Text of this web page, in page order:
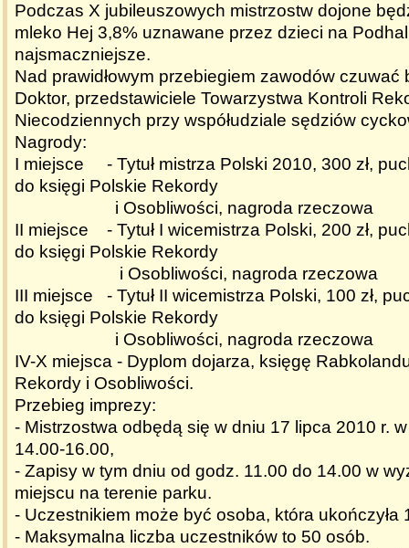
Podczas X jubileuszowych mistrzostw dojone
mleko Hej 3,8% uznawane przez dzieci na
najsmaczniejsze.
Nad prawidłowym przebiegiem zawodów czuwać
Doktor, przedstawiciele Towarzystwa Kontroli
Niecodziennych przy współudziale sędziów
Nagrody:
I miejsce - Tytuł mistrza Polski 2010, 300 zł,
do księgi Polskie Rekordy
i Osobliwości, nagroda rzeczowa
II miejsce - Tytuł I wicemistrza Polski, 200 zł,
do księgi Polskie Rekordy
i Osobliwości, nagroda rzeczowa
III miejsce - Tytuł II wicemistrza Polski, 100 zł,
do księgi Polskie Rekordy
i Osobliwości, nagroda rzeczowa
IV-X miejsca - Dyplom dojarza, księgę
Rekordy i Osobliwości.
Przebieg imprezy:
- Mistrzostwa odbędą się w dniu 17 lipca 2010 r.
14.00-16.00,
- Zapisy w tym dniu od godz. 11.00 do 14.00 w
miejscu na terenie parku.
- Uczestnikiem może być osoba, która ukończyła
- Maksymalna liczba uczestników to 50 osób.